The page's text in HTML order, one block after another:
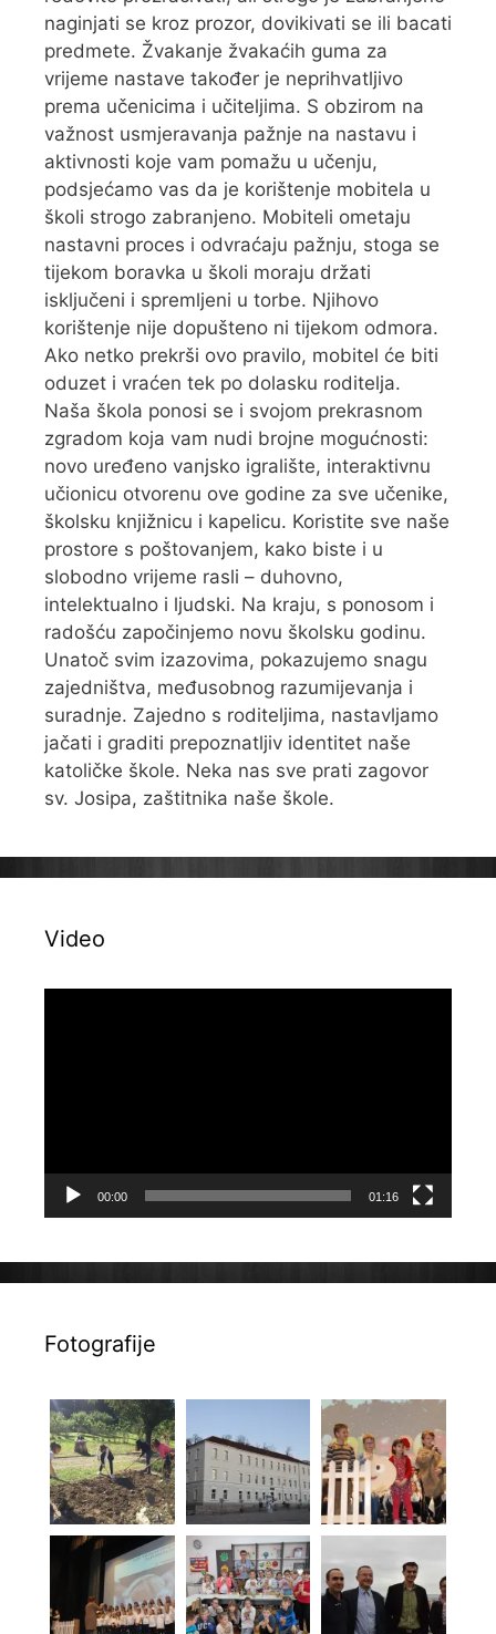
naginjati se kroz prozor, dovikivati se ili bacati
predmete. Žvakanje žvakaćih guma za
vrijeme nastave također je neprihvatljivo
prema učenicima i učiteljima. S obzirom na
važnost usmjeravanja pažnje na nastavu i
aktivnosti koje vam pomažu u učenju,
podsjećamo vas da je korištenje mobitela u
školi strogo zabranjeno. Mobiteli ometaju
nastavni proces i odvraćaju pažnju, stoga se
tijekom boravka u školi moraju držati
isključeni i spremljeni u torbe. Njihovo
korištenje nije dopušteno ni tijekom odmora.
Ako netko prekrši ovo pravilo, mobitel će biti
oduzet i vraćen tek po dolasku roditelja.
Naša škola ponosi se i svojom prekrasnom
zgradom koja vam nudi brojne mogućnosti:
novo uređeno vanjsko igralište, interaktivnu
učionicu otvorenu ove godine za sve učenike,
školsku knjižnicu i kapelicu. Koristite sve naše
prostore s poštovanjem, kako biste i u
slobodno vrijeme rasli – duhovno,
intelektualno i ljudski. Na kraju, s ponosom i
radošću započinjemo novu školsku godinu.
Unatoč svim izazovima, pokazujemo snagu
zajedništva, međusobnog razumijevanja i
suradnje. Zajedno s roditeljima, nastavljamo
jačati i graditi prepoznatljiv identitet naše
katoličke škole. Neka nas sve prati zagovor
sv. Josipa, zaštitnika naše škole.
Video
00:00 01:16
Fotografije